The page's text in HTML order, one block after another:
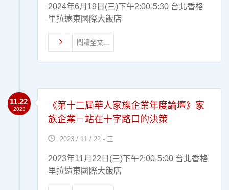
2024年6月19日(三)下午2:00-5:30 台北香格
里拉遠東國際大飯店
閱讀全文...
11.22
2023
《第十二屆華人家族企業年度論壇》家
族企業－站在十字路口的決策
2023 / 11 / 22 - 三
2023年11月22日(三)下午2:00-5:00 台北香格
里拉遠東國際大飯店